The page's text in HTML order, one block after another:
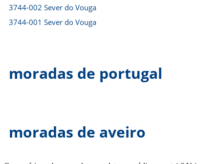
3744-002 Sever do Vouga
3744-001 Sever do Vouga
moradas de portugal
moradas de aveiro